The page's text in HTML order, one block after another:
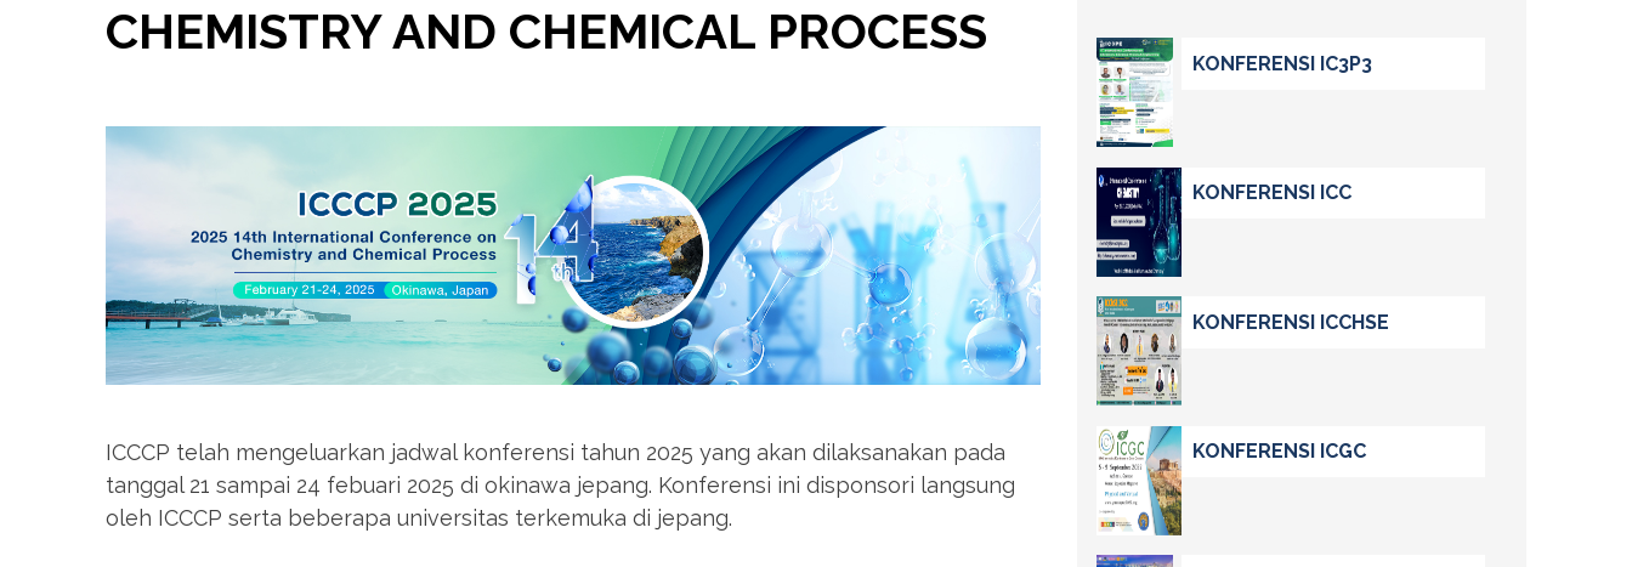
CHEMISTRY AND CHEMICAL PROCESS
ICCCP telah mengeluarkan jadwal konferensi tahun 2025 yang akan dilaksanakan pada
tanggal 21 sampai 24 febuari 2025 di okinawa jepang. Konferensi ini disponsori langsung
oleh ICCCP serta beberapa universitas terkemuka di jepang.
KONFERENSI IC3P3
KONFERENSI ICC
KONFERENSI ICCHSE
KONFERENSI ICGC